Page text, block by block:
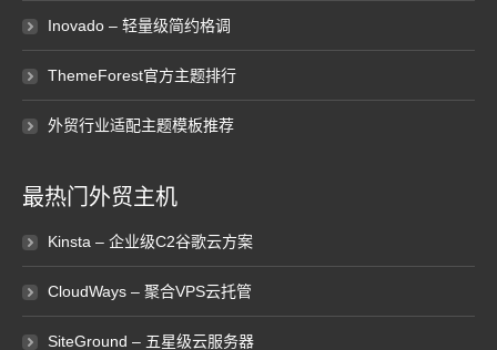
Inovado – 轻量级简约格调
ThemeForest官方主题排行
外贸行业适配主题模板推荐
最热门外贸主机
Kinsta – 企业级C2谷歌云方案
CloudWays – 聚合VPS云托管
SiteGround – 五星级云服务器